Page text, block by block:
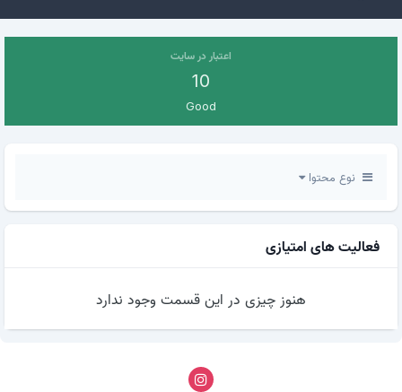
اعتبار در سایت
10
Good
نوع محتوا
فعالیت های امتیازی
هنوز چیزی در این قسمت وجود ندارد